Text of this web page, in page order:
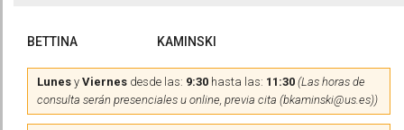
BETTINA KAMINSKI
Lunes y Viernes desde las: 9:30 hasta las: 11:30 (Las horas de
consulta serán presenciales u online, previa cita (bkaminski@us.es))